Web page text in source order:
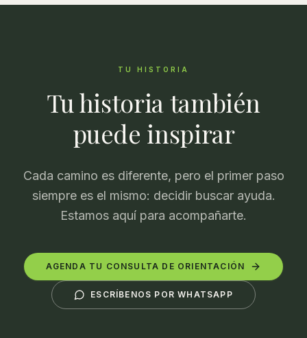
TU HISTORIA
Tu historia también
puede inspirar
Cada camino es diferente, pero el primer paso
siempre es el mismo: decidir buscar ayuda.
Estamos aquí para acompañarte.
AGENDA TU CONSULTA DE ORIENTACIÓN
ESCRÍBENOS POR WHATSAPP